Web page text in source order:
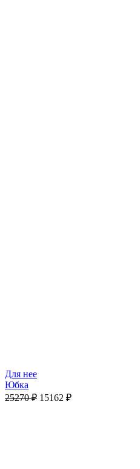
Для нее
Юбка
25270₽ 15162 ₽